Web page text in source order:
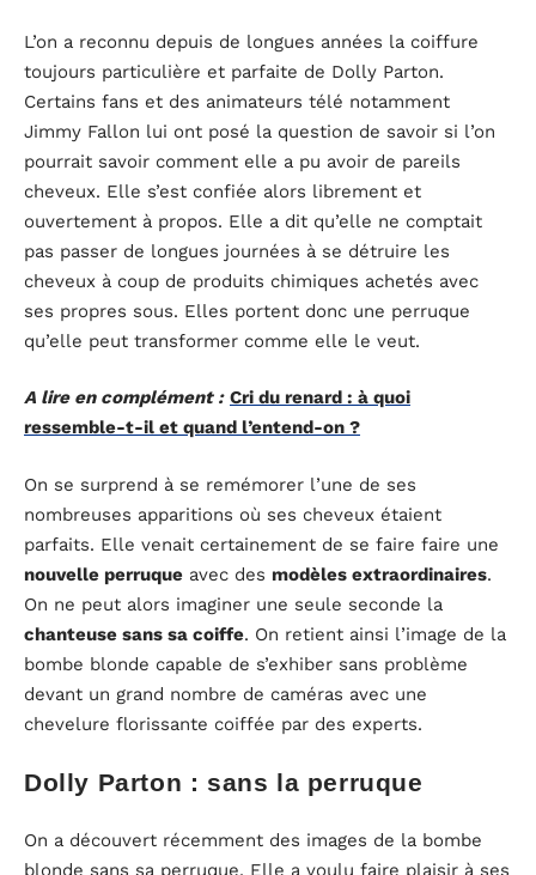
L’on a reconnu depuis de longues années la coiffure
toujours particulière et parfaite de Dolly Parton.
Certains fans et des animateurs télé notamment
Jimmy Fallon lui ont posé la question de savoir si l’on
pourrait savoir comment elle a pu avoir de pareils
cheveux. Elle s’est confiée alors librement et
ouvertement à propos. Elle a dit qu’elle ne comptait
pas passer de longues journées à se détruire les
cheveux à coup de produits chimiques achetés avec
ses propres sous. Elles portent donc une perruque
qu’elle peut transformer comme elle le veut.
A lire en complément : Cri du renard : à quoi
ressemble-t-il et quand l’entend-on ?
On se surprend à se remémorer l’une de ses
nombreuses apparitions où ses cheveux étaient
parfaits. Elle venait certainement de se faire faire une
nouvelle perruque avec des modèles extraordinaires.
On ne peut alors imaginer une seule seconde la
chanteuse sans sa coiffe. On retient ainsi l’image de la
bombe blonde capable de s’exhiber sans problème
devant un grand nombre de caméras avec une
chevelure florissante coiffée par des experts.
Dolly Parton : sans la perruque
On a découvert récemment des images de la bombe
blonde sans sa perruque. Elle a voulu faire plaisir à ses